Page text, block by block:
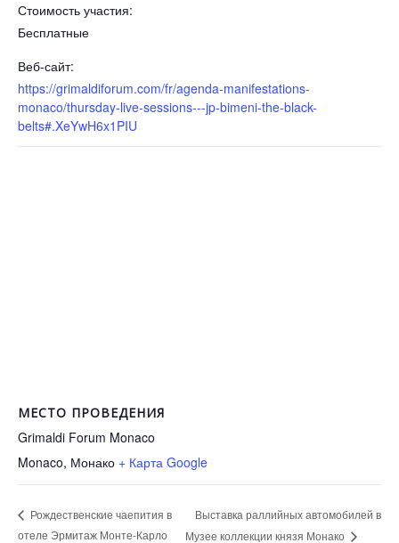
Стоимость участия:
Бесплатные
Веб-сайт:
https://grimaldiforum.com/fr/agenda-manifestations-
monaco/thursday-live-sessions---jp-bimeni-the-black-
belts#.XeYwH6x1PIU
МЕСТО ПРОВЕДЕНИЯ
Grimaldi Forum Monaco
Monaco, Монако + Карта Google
Рождественские чаепития в
отеле Эрмитаж Монте-Карло
Выставка раллийных автомобилей в
Музее коллекции князя Монако